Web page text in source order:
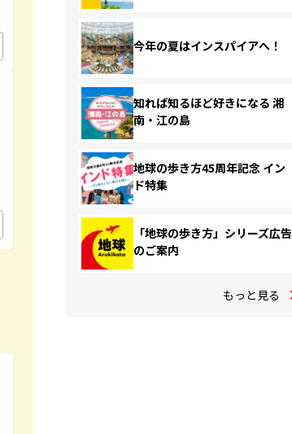
今年の夏はインスパイアへ！
知れば知るほど好きになる 湘
南・江の島
地球の歩き方45周年記念 イン
ド特集
「地球の歩き方」シリーズ広告
のご案内
もっと見る